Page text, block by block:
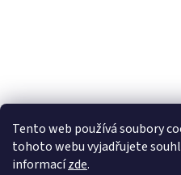
Tento web používá soubory
tohoto webu vyjadřujete
informacízde.